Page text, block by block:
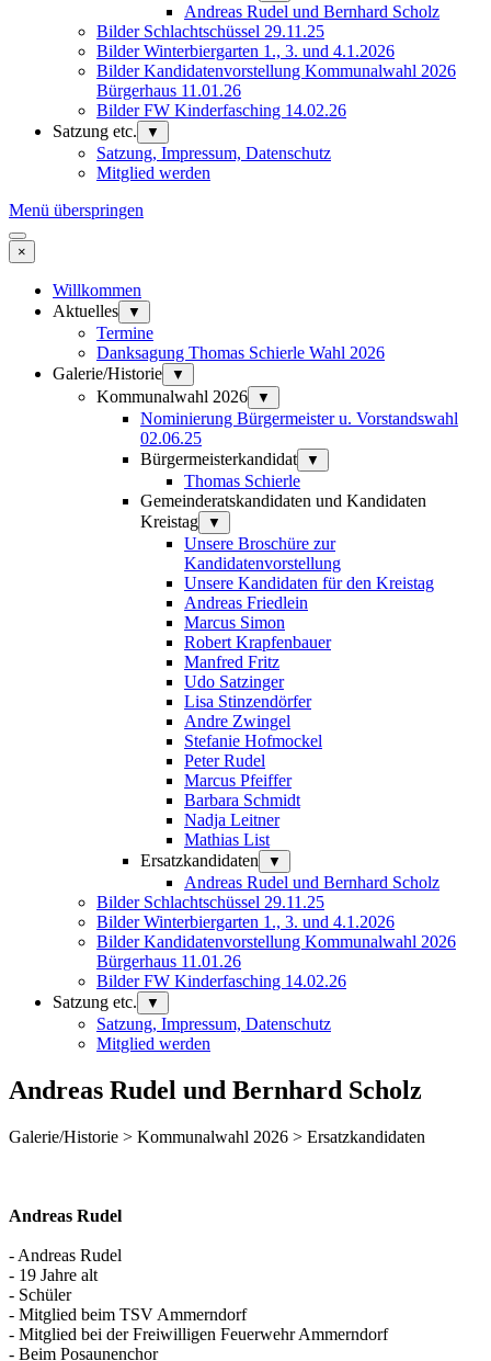
Andreas Rudel und Bernhard Scholz
Bilder Schlachtschüssel 29.11.25
Bilder Winterbiergarten 1., 3. und 4.1.2026
Bilder Kandidatenvorstellung Kommunalwahl 2026
Bürgerhaus 11.01.26
Bilder FW Kinderfasching 14.02.26
Satzung etc.
▼
Satzung, Impressum, Datenschutz
Mitglied werden
Menü überspringen
×
Willkommen
Aktuelles
▼
Termine
Danksagung Thomas Schierle Wahl 2026
Galerie/Historie
▼
Kommunalwahl 2026 ▼
Nominierung Bürgermeister u. Vorstandswahl
02.06.25
Bürgermeisterkandidat
▼
Thomas Schierle
Gemeinderatskandidaten und Kandidaten
Kreistag
▼
Unsere Broschüre zur
Kandidatenvorstellung
Unsere Kandidaten für den Kreistag
Andreas Friedlein
Marcus Simon
Robert Krapfenbauer
Manfred Fritz
Udo Satzinger
Lisa Stinzendörfer
Andre Zwingel
Stefanie Hofmockel
Peter Rudel
Marcus Pfeiffer
Barbara Schmidt
Nadja Leitner
Mathias List
Ersatzkandidaten
▼
Andreas Rudel und Bernhard Scholz
Bilder Schlachtschüssel 29.11.25
Bilder Winterbiergarten 1., 3. und 4.1.2026
Bilder Kandidatenvorstellung Kommunalwahl 2026
Bürgerhaus 11.01.26
Bilder FW Kinderfasching 14.02.26
Satzung etc.
▼
Satzung, Impressum, Datenschutz
Mitglied werden
Andreas Rudel und Bernhard Scholz
Galerie/Historie > Kommunalwahl 2026 > Ersatzkandidaten
Andreas Rudel
- Andreas Rudel
- ⁠19 Jahre alt
- ⁠Schüler
- ⁠Mitglied beim TSV Ammerndorf
- ⁠Mitglied bei der Freiwilligen Feuerwehr Ammerndorf
- ⁠Beim Posaunenchor